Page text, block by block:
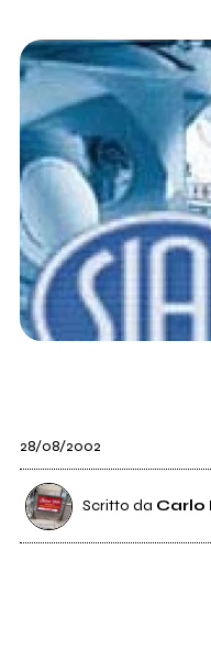
28/08/2002
Scritto da Carlo